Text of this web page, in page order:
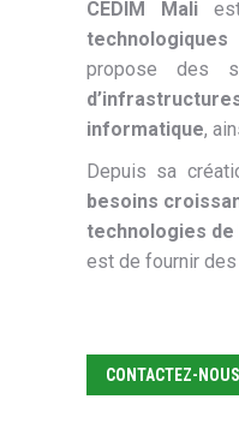
CEDIM Mali
propose des
informatique,
Depuis sa
besoins
technologies de
est de fournir
CONTACTEZ-NOUS